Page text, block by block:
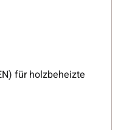
für holzbeheizte